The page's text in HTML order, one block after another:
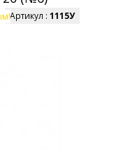
Артикул : 1115У